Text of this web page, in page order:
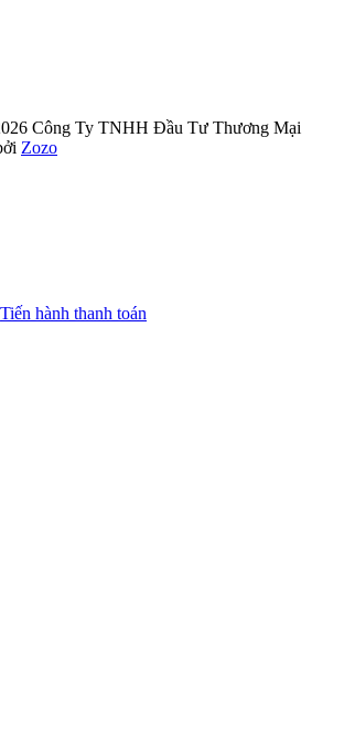
Công Ty TNHH Đầu Tư Thương Mại
Zozo
Tiến hành thanh toán